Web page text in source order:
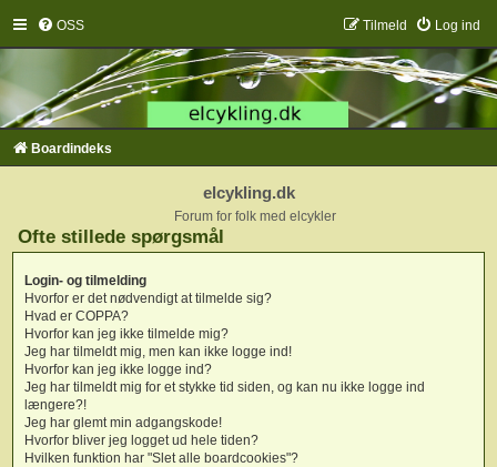
OSS Log ind
Tilmeld
Boardindeks
elcykling.dk
Forum for folk med elcykler
Ofte stillede spørgsmål
Login- og tilmelding
Hvorfor er det nødvendigt at tilmelde sig?
Hvad er COPPA?
Hvorfor kan jeg ikke tilmelde mig?
Jeg har tilmeldt mig, men kan ikke logge ind!
Hvorfor kan jeg ikke logge ind?
Jeg har tilmeldt mig for et stykke tid siden, og kan nu ikke logge ind
længere?!
Jeg har glemt min adgangskode!
Hvorfor bliver jeg logget ud hele tiden?
Hvilken funktion har "Slet alle boardcookies"?